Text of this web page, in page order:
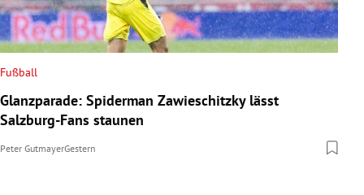
Fußball
Glanzparade: Spiderman Zawieschitzky lässt
Salzburg-Fans staunen
Peter GutmayerGestern